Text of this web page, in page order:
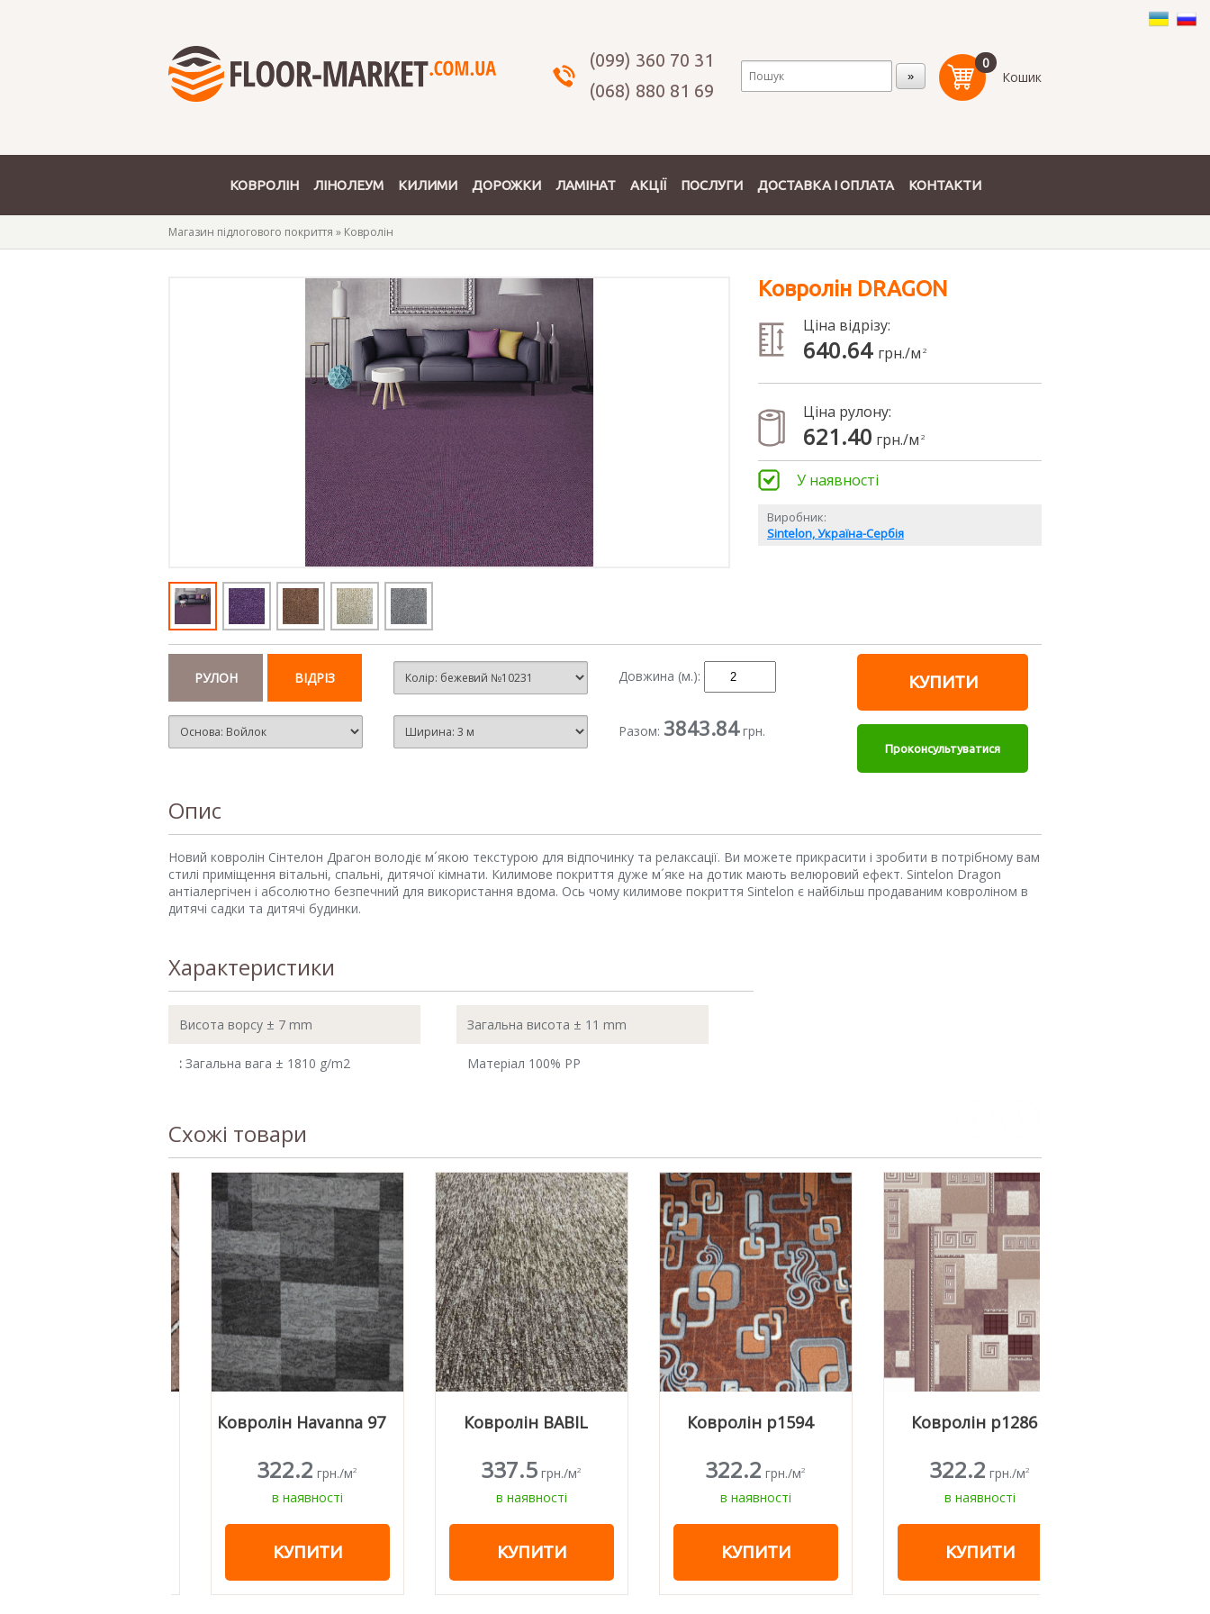
(099) 360 70 31
(068) 880 81 69
0
Кошик
КОВРОЛІН ЛІНОЛЕУМ КИЛИМИ ДОРОЖКИ ЛАМІНАТ АКЦІЇ ПОСЛУГИ ДОСТАВКА І ОПЛАТА КОНТАКТИ
Магазин підлогового покриття » Ковролін
Ковролін DRAGON
Ціна відрізу:
640.64 грн./м 2
Ціна рулону:
621.40 грн./м 2
У наявності
Виробник:
Sintelon, Україна-Сербія
РУЛОН ВІДРІЗ Довжина (м.):
Разом: 3843.84грн.
КУПИТИ
Проконсультуватися
Опис
Новий ковролін Сінтелон Драгон володіє м´якою текстурою для відпочинку та релаксації. Ви можете прикрасити і зробити в потрібному вам
стилі приміщення вітальні, спальні, дитячої кімнати. Килимове покриття дуже м´яке на дотик мають велюровий ефект. Sintelon Dragon
антіалергічен і абсолютно безпечний для використання вдома. Ось чому килимове покриття Sintelon є найбільш продаваним ковроліном в
дитячі садки та дитячі будинки.
Характеристики
Висота ворсу ± 7 mm Загальна висота ± 11 mm
: Загальна вага ± 1810 g/m2 Матеріал 100% PР
Схожі товари
Ковролін Havanna 97
322.2грн./м 2
в наявності
КУПИТИ
Ковролін BABIL
337.5грн./м 2
в наявності
КУПИТИ
Ковролін р1594
322.2грн./м 2
в наявності
КУПИТИ
Ковролін p1286
322.2грн./м 2
в наявності
КУПИТИ